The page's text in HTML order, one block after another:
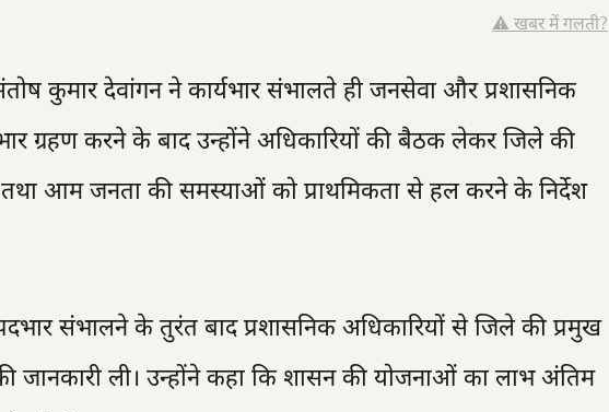
⚠️ खबर में गलती?
कुमार देवांगन ने कार्यभार संभालते ही जनसेवा और प्रशासनिक
ग्रहण करने के बाद उन्होंने अधिकारियों की बैठक लेकर जिले की
तथा आम जनता की समस्याओं को प्राथमिकता से हल करने के निर्देश
संभालने के तुरंत बाद प्रशासनिक अधिकारियों से जिले की प्रमुख
जानकारी ली। उन्होंने कहा कि शासन की योजनाओं का लाभ अंतिम